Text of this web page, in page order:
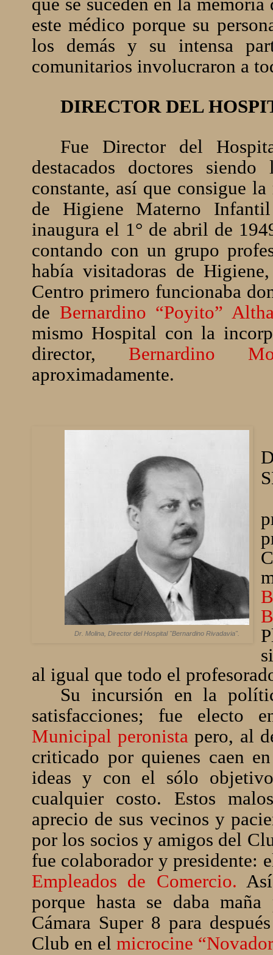
que se suceden en la
este médico porque su
los demás y su intensa
comunitarios involucraron a
DIRECTOR DEL
Fue Director del
destacados doctores
constante, así que consigue
de Higiene Materno
inaugura el 1° de abril de
contando con un grupo
había visitadoras de
Centro primero funcionaba
de Bernardino “Poyito”
mismo Hospital con la
director, Bernardino
aproximadamente.
Dr. Molina, Director del Hospital "Bernardino Rivadavia".
al igual que todo el
Su incursión en la
satisfacciones; fue electo
Municipal peronistapero, al
criticado por quienes caen
ideas y con el sólo
cualquier costo. Estos
aprecio de sus vecinos y
por los socios y amigos del
fue colaborador y presidente:
Empleados de Comercio.
porque hasta se daba
Cámara Super 8 para
Club en el microcine